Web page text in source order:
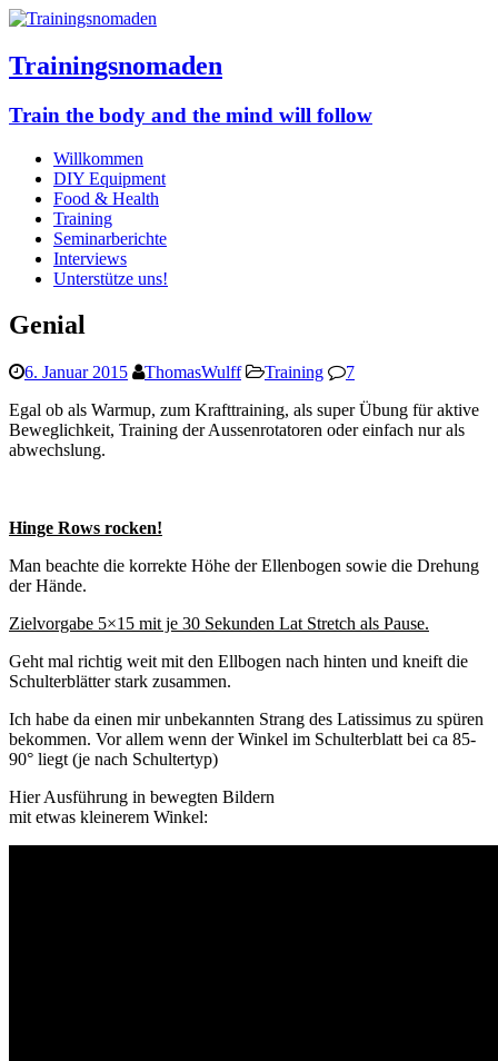
Trainingsnomaden
Train the body and the mind will follow
Willkommen
DIY Equipment
Food & Health
Training
Seminarberichte
Interviews
Unterstütze uns!
Genial
6. Januar 2015 ThomasWulff Training
7
Egal ob als Warmup, zum Krafttraining, als super Übung für aktive
Beweglichkeit, Training der Aussenrotatoren oder einfach nur als
abwechslung.
Hinge Rows rocken!
Man beachte die korrekte Höhe der Ellenbogen sowie die Drehung
der Hände.
Zielvorgabe 5×15 mit je 30 Sekunden Lat Stretch als Pause.
Geht mal richtig weit mit den Ellbogen nach hinten und kneift die
Schulterblätter stark zusammen.
Ich habe da einen mir unbekannten Strang des Latissimus zu spüren
bekommen. Vor allem wenn der Winkel im Schulterblatt bei ca 85-
90° liegt (je nach Schultertyp)
Hier Ausführung in bewegten Bildern
mit etwas kleinerem Winkel: